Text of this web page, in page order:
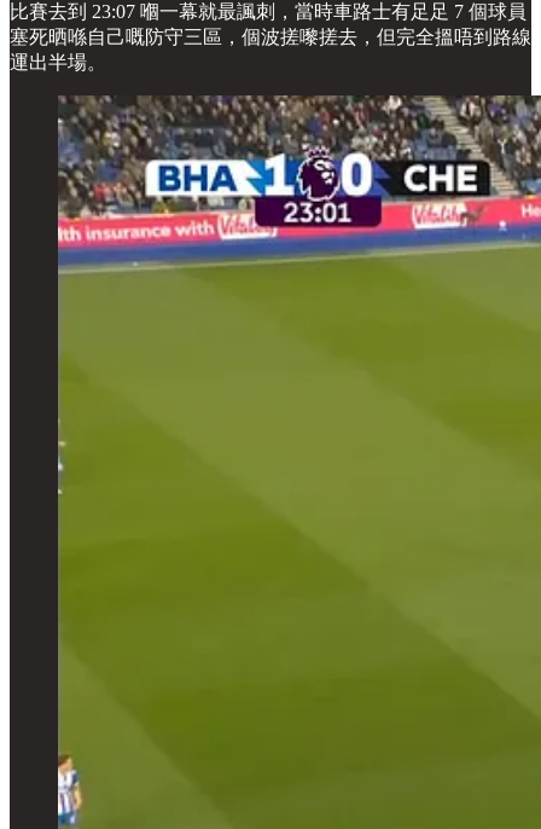
比賽去到 23:07 嗰一幕就最諷刺，當時車路士有足足 7 個球員
塞死晒喺自己嘅防守三區，個波搓嚟搓去，但完全搵唔到路線
運出半場。